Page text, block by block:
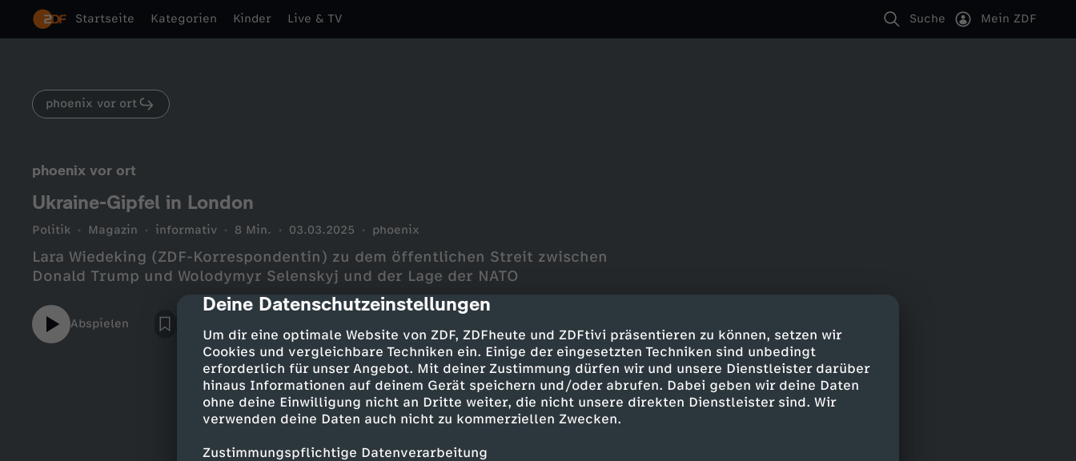
cmp-dialog-description
Deine Datenschutzeinstellungen
Um dir eine optimale Website von ZDF, ZDFheute und ZDFtivi präsentieren zu können, setzen wir
Cookies und vergleichbare Techniken ein. Einige der eingesetzten Techniken sind unbedingt
erforderlich für unser Angebot. Mit deiner Zustimmung dürfen wir und unsere Dienstleister darüber
hinaus Informationen auf deinem Gerät speichern und/oder abrufen. Dabei geben wir deine Daten
ohne deine Einwilligung nicht an Dritte weiter, die nicht unsere direkten Dienstleister sind. Wir
verwenden deine Daten auch nicht zu kommerziellen Zwecken.
Zustimmungspflichtige Datenverarbeitung
Startseite Kategorien Kinder Live & TV Suche Mein ZDF
phoenix vor ort
phoenix vor ort
Ukraine-Gipfel in London
Politik Magazin informativ 8 Min. 03.03.2025 phoenix
Lara Wiedeking (ZDF-Korrespondentin) zu dem öffentlichen Streit zwischen
Donald Trump und Wolodymyr Selenskyj und der Lage der NATO
Abspielen